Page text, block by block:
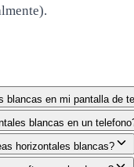
blancas en mi pantalla de
blancas en un
horizontales blancas?